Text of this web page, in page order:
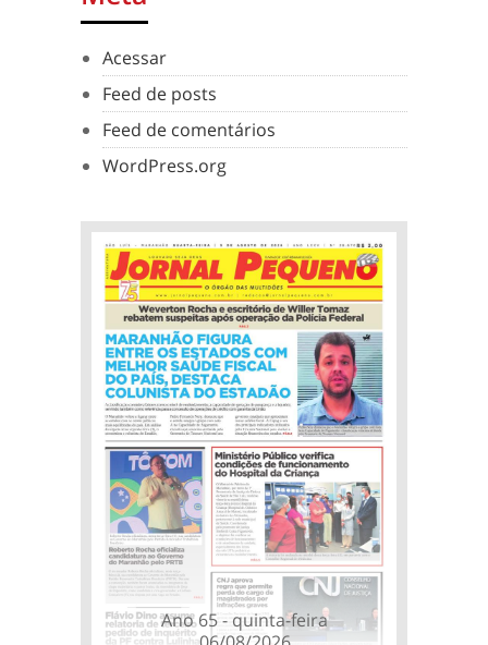
Acessar
Feed de posts
Feed de comentários
WordPress.org
Ano 65 - quinta-feira